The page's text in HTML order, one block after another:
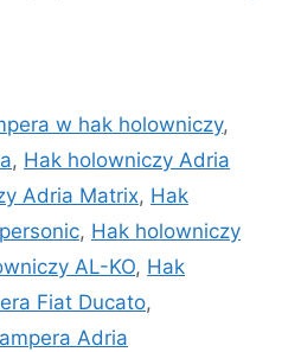
w hak holowniczy,
, Hak holowniczy Adria
Adria Matrix, Hak
, Hak holowniczy
AL-KO, Hak
Fiat Ducato,
Adria